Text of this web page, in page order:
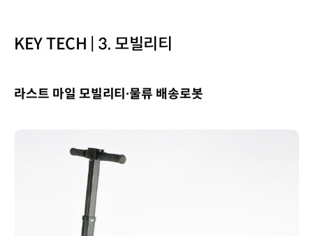
KEY TECH | 3. 모빌리티
라스트 마일 모빌리티∙물류 배송로봇